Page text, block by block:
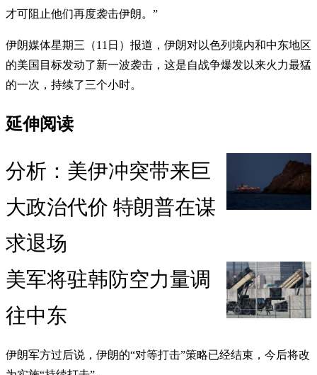
才可阻止他们再度袭击伊朗。”
伊朗媒体星期三（11日）报道，伊朗对以色列境内和中东地区
的美国目标发动了新一波袭击，这是自战争爆发以来火力最猛
的一次，持续了三个小时。
延伸阅读
分析：美伊冲突带来巨
大政治代价 特朗普在谋
求退场
美军将驻韩防空力量调
往中东
伊朗军方过后说，伊朗的“对等打击”策略已经结束，今后将改